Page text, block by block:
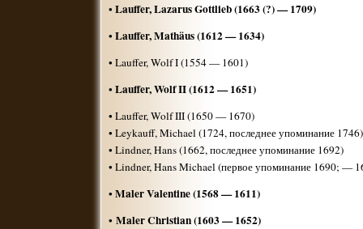
• Lauffer, Lazarus Gottlieb (1663 (?) — 1709)
• Lauffer, Mathäus (1612 — 1634)
• Lauffer, Wolf I (1554 — 1601)
• Lauffer, Wolf II (1612 — 1651)
• Lauffer, Wolf III (1650 — 1670)
• Leykauff, Michael (1724, последнее упоминание 1746)
• Lindner, Hans (1662, последнее упоминание 1692)
• Lindner, Hans Michael (первое упоминание 1690; —
• Maler Valentine (1568 — 1611)
• Maler Christian (1603 — 1652)